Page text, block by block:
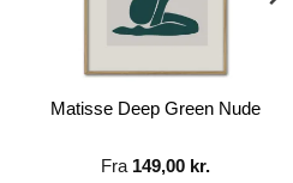
Matisse Deep Green Nude
Fra 149,00 kr.